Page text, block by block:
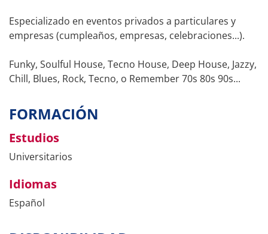
Especializado en eventos privados a particulares y
empresas (cumpleaños, empresas, celebraciones...).
Funky, Soulful House, Tecno House, Deep House, Jazzy,
Chill, Blues, Rock, Tecno, o Remember 70s 80s 90s...
FORMACIÓN
Estudios
Universitarios
Idiomas
Español